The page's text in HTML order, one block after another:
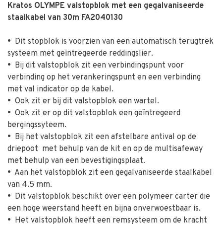
Kratos OLYMPE valstopblok met een gegalvaniseerde
staalkabel van 30m FA2040130
• Dit stopblok is voorzien van een automatisch terugtrek
systeem met geïntregeerde reddingslier.
• Bij dit valstopblok zit een verbindingspunt voor
verbinding op het verankeringspunt en een verbinding
met val indicator op de kabel.
• Ook zit er bij dit valstopblok een wartel.
• Ook zit er op dit valstopblok een geïntregeerd
bergingssyteem.
• Bij het valstopblok zit een afstelbare antival op de
driepoot met behulp van de kit en op de multisafeway
met behulp van een bevestigingsplaat.
• Aan het valstopblok zit een gegalvaniseerde staalkabel
van 4.5 mm.
• Dit valstopblok beschikt over een polymeer carter die
een hoge weerstand heeft en bijna onverwoestbaar is.
• Het valstopblok heeft een remsysteem om de kracht